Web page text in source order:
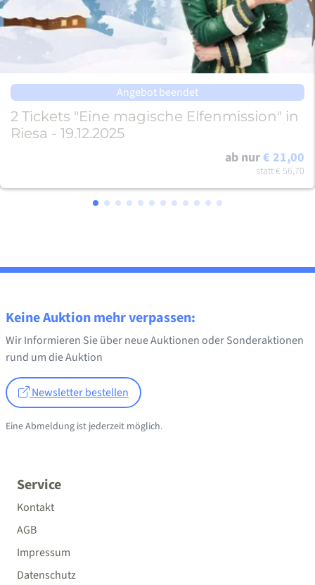
Angebot beendet
2 Tickets "Eine magische Elfenmission" in
Riesa - 19.12.2025
ab nur€ 21,00
statt€ 56,70
Service
Kontakt
AGB
Impressum
Datenschutz
Keine Auktion mehr verpassen:
Wir Informieren Sie über neue Auktionen oder Sonderaktionen
rund um die Auktion
Newsletter bestellen
Eine Abmeldung ist jederzeit möglich.